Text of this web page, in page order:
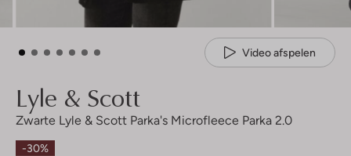
Video afspelen
Lyle & Scott
Zwarte Lyle & Scott Parka's Microfleece Parka 2.0
-30%